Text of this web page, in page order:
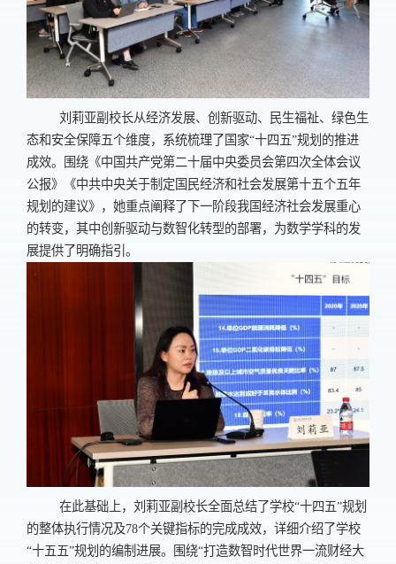
刘莉亚副校长从经济发展、创新驱动、民生福祉、绿色生
态和安全保障五个维度，系统梳理了国家“十四五”规划的推进
成效。围绕《中国共产党第二十届中央委员会第四次全体会议
公报》《中共中央关于制定国民经济和社会发展第十五个五年
规划的建议》，她重点阐释了下一阶段我国经济社会发展重心
的转变，其中创新驱动与数智化转型的部署，为数学学科的发
展提供了明确指引。
在此基础上，刘莉亚副校长全面总结了学校“十四五”规划
的整体执行情况及78个关键指标的完成成效，详细介绍了学校
“十五五”规划的编制进展。围绕“打造数智时代世界一流财经大